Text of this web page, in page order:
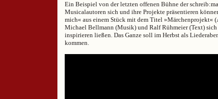
Ein Beispiel von der letzten offenen Bühne der
Musicalautoren sich und ihre Projekte präsentieren
mich« aus einem Stück mit dem Titel »Märchenprojekt«
Michael Bellmann (Musik) und Ralf Rühmeier (Text)
inspirieren ließen. Das Ganze soll im Herbst als
kommen.